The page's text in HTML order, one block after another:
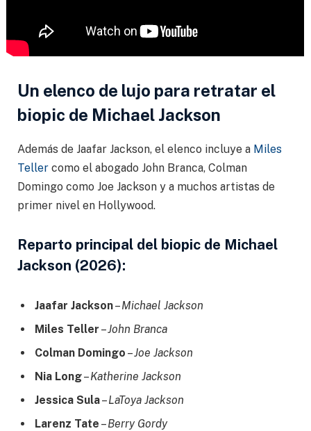
Un elenco de lujo para retratar el
biopic de Michael Jackson
Además de Jaafar Jackson, el elenco incluye a Miles
Teller como el abogado John Branca, Colman
Domingo como Joe Jackson y a muchos artistas de
primer nivel en Hollywood.
Reparto principal del biopic de Michael
Jackson (2026):
Jaafar Jackson–Michael Jackson
Miles Teller –John Branca
Colman Domingo –Joe Jackson
Nia Long–Katherine Jackson
Jessica Sula–LaToya Jackson
Larenz Tate –Berry Gordy